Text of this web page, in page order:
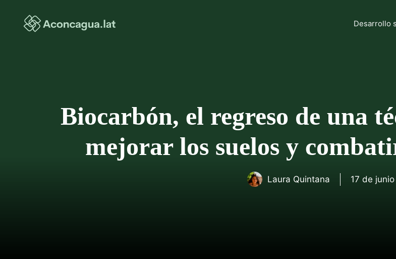
contenido
Desarrollo
Biocarbón, el regreso de una
mejorar los suelos y
Laura Quintana 17 de